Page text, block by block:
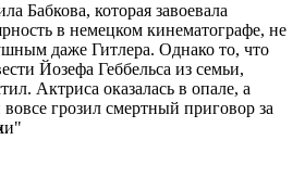
Бабкова, которая завоевала
в немецком кинематографе, не
даже Гитлера. Однако то, что
Йозефа Геббельса из семьи,
Актриса оказалась в опале, а
грозил смертный приговор за